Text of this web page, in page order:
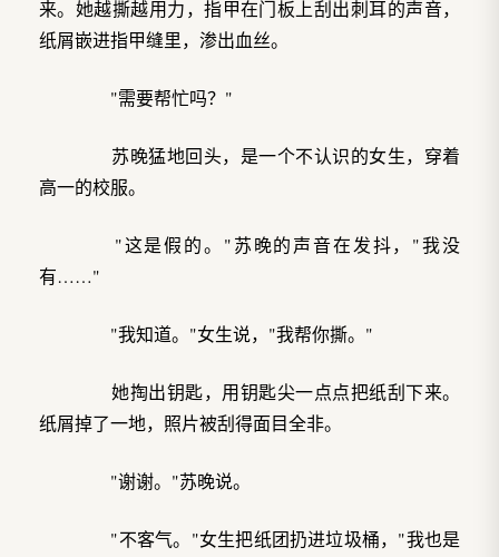
来。她越撕越用力，指甲在门板上刮出刺耳的声音，
纸屑嵌进指甲缝里，渗出血丝。
"需要帮忙吗？"
苏晚猛地回头，是一个不认识的女生，穿着
高一的校服。
"这是假的。"苏晚的声音在发抖，"我没
有……"
"我知道。"女生说，"我帮你撕。"
她掏出钥匙，用钥匙尖一点点把纸刮下来。
纸屑掉了一地，照片被刮得面目全非。
"谢谢。"苏晚说。
"不客气。"女生把纸团扔进垃圾桶，"我也是